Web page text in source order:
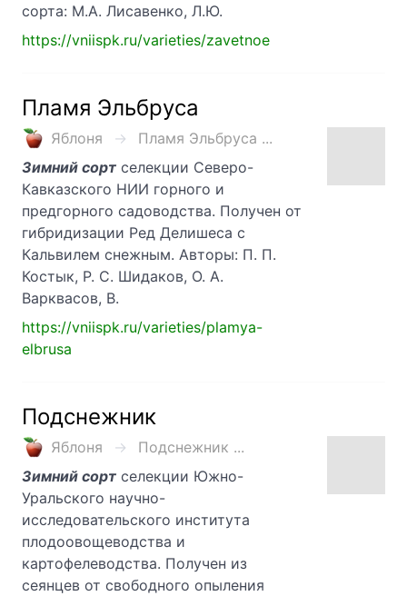
сорта: М.А. Лисавенко, Л.Ю.
https://vniispk.ru/varieties/zavetnoe
Пламя Эльбруса
Яблоня
Пламя Эльбруса ...
Зимний сорт селекции Северо-
Кавказского НИИ горного и
предгорного садоводства. Получен от
гибридизации Ред Делишеса с
Кальвилем снежным. Авторы: П. П.
Костык, Р. С. Шидаков, О. А.
Варквасов, В.
https://vniispk.ru/varieties/plamya-
elbrusa
Подснежник
Яблоня
Подснежник ...
Зимний сорт селекции Южно-
Уральского научно-
исследовательского института
плодоовощеводства и
картофелеводства. Получен из
сеянцев от свободного опыления